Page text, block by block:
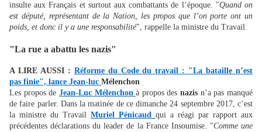
insulte aux Français et surtout aux combattants de l’époque. "Quand on
est député, représentant de la Nation, les propos que l’on porte ont un
poids, et donc il y a une responsabilité", rappelle la ministre du Travail.
"La rue a abattu les nazis"
A LIRE AUSSI : Réforme du Code du travail : "La bataille n’est
pas finie", lance Jean-luc Mélenchon
Les propos de Jean-Luc Mélenchonà propos desnazis n’a pas manqué
de faire parler. Dans la matinée de ce dimanche 24 septembre 2017, c’est
la ministre du Travail Muriel Pénicaud qui a réagi par rapport aux
précédentes déclarations du leader de la France Insoumise. "Comme une